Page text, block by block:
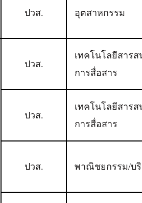
ปวส. อุตสาหกรรม
ปวส.
เทคโนโลยีสารส
การสื่อสาร
ปวส.
เทคโนโลยีสารส
การสื่อสาร
ปวส. พาณิชยกรรม/บริ